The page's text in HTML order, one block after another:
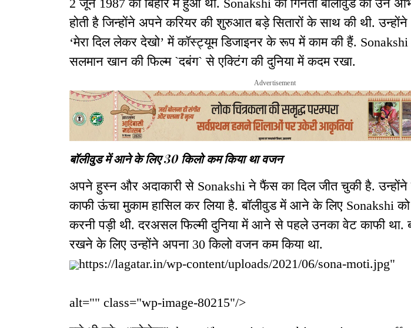
2 जून 1987 को बिहार में हुआ था. Sonakshi की गिनती बॉलीवुड की उन
होती है जिन्होंने अपने करियर की शुरुआत बड़े सितारों के साथ की थी.
‘मेरा दिल लेकर देखो’ में कॉस्ट्यूम डिजाइनर के रूप में काम की हैं.
सलमान खान की फिल्म `दबंग` से एक्टिंग की दुनिया में कदम रखा.
Advertisement
बॉलीवुड में आने के लिए 30 किलो कम किया था वजन
अपने हुस्न और अदाकारी से Sonakshi ने फैंस का दिल जीत चुकी है. उन्होंने
काफी ऊंचा मुकाम हासिल कर लिया है. बॉलीवुड में आने के लिए Sonakshi
करनी पड़ी थी. दरअसल फिल्मी दुनिया में आने से पहले उनका वेट काफी था.
रखने के लिए उन्होंने अपना 30 किलो वजन कम किया था.
https://lagatar.in/wp-content/uploads/2021/06/sona-moti.jpg"
alt="" class="wp-image-80215"/>